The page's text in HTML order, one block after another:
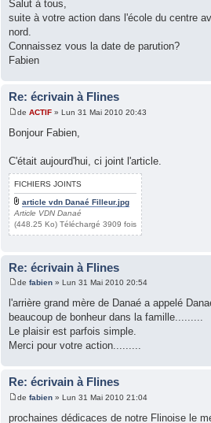
Salut à tous,
suite à votre action dans l'école du centre
nord.
Connaissez vous la date de parution?
Fabien
Re: écrivain à Flines
de ACTIF » Lun 31 Mai 2010 20:43
Bonjour Fabien,
C'était aujourd'hui, ci joint l'article.
FICHIERS JOINTS
article vdn Danaé Filleur.jpg
Article VDN Danaé
(448.25 Ko) Téléchargé 3909 fois
Re: écrivain à Flines
de fabien » Lun 31 Mai 2010 20:54
l'arrière grand mère de Danaé a appelé
beaucoup de bonheur dans la famille.........
Le plaisir est parfois simple.
Merci pour votre action.........
Re: écrivain à Flines
de fabien » Lun 31 Mai 2010 21:04
prochaines dédicaces de notre Flinoise le